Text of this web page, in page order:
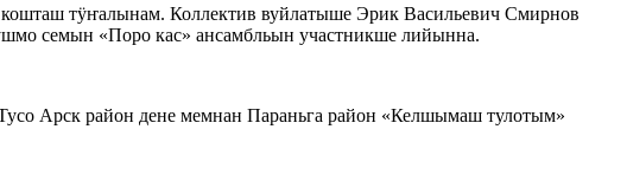
тӱҥалынам. Коллектив вуйлатыше Эрик Васильевич Смирнов
семын «Поро кас» ансамбльын участникше лийынна.
Арск район дене мемнан Параньга район «Келшымаш тулотым»